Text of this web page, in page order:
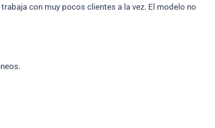
con muy pocos clientes a la vez. El modelo no